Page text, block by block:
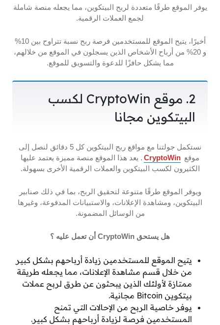
يوفر الموقع طرقًا متعددة لربح البيتكوين، مما يجعله منصة شاملة
لجمع العملات الرقمية.
أخيرًا، يتيح الموقع للمستخدمين فرصة ربح نسبة تتراوح بين 10%
و 20% من أرباح الأشخاص الذين يسجلون في الموقع من خلالهم،
مما يشكل حافزًا للدعوة والتسويق للموقع.
2. موقع CryptoWin لكسب
البيتكوين مجانا
نستكمل جولتنا مع مواقع ربح البيتكوين كل 5 دقائق لنصل إلى
موقع CryptoWin . يعد هذا الموقع منصة مميزة يعتمد عليها
الكثيرون لكسب البيتكوين والعملات الرقمية الأخرى بسهولة.
ويوفر الموقع طرقًا متنوعة لتحقيق الربح، بما في ذلك صنابير
البيتكوين، ومشاهدة الإعلانات، والاستبيانات المدفوعة، وغيرها
من الوسائل المضمونة.
هل يستحق CryptoWin أن تعمل عليه ؟
يتيح الموقع للمستخدمين زيادة أرباحهم بشكل كبير
من خلال قسم مشاهدة الإعلانات، مما يجعله طريقة
ممتازة لأولئك الذين يبحثون عن طرق لربح عملات
بيتكوين Bitcoin مجانية.
يوفر خاصية الربح من الإحالات التي تمنح
المستخدمين فرصة لزيادة أرباحهم بشكل كبير.